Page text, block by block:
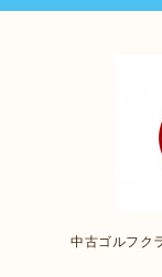
中古ゴルフク